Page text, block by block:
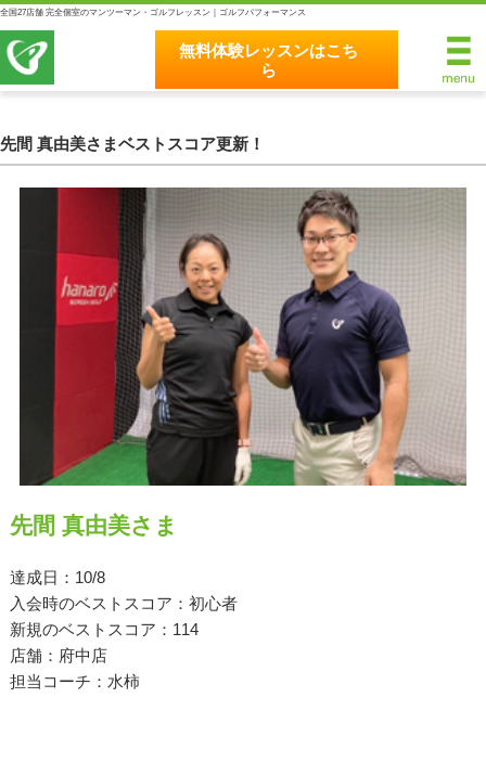
全国27店舗 完全個室のマンツーマン・ゴルフレッスン｜ゴルフパフォーマンス
無料体験レッスンはこち
ら
無料体験レッスンはこちら
完全個室マンツーマンレッスン
統一されたレッスン理論
最新のスイング解析システム
独自のコースティーチング
クラブフィッティングの５つのこだわり
全額返金保証
原田メソッド
エゴスキューメソッド
レッスン内容
ゴルフが楽しみたい（初心者）
先間 真由美さまベストスコア更新！
先間 真由美さま
達成日：10/8
入会時のベストスコア：初心者
新規のベストスコア：114
店舗：府中店
担当コーチ：水柿